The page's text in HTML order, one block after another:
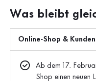
Was bleibt
Online-Shop &
Ab dem 17.
Shop einen neuen